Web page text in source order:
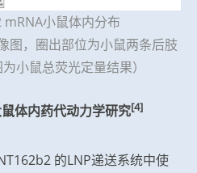
mRNA小鼠体内分布
图，圈出部位为小鼠两条后肢
小鼠总荧光定量结果）
体内药代动力学研究[4]
的LNP递送系统中使